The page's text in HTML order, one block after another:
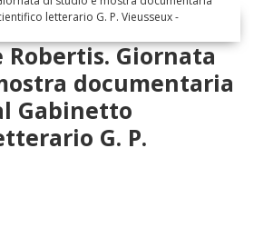
Robertis. Giornata
documentaria
Gabinetto
G. P.